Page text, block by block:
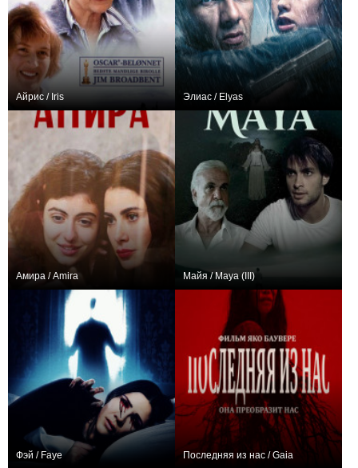
Айрис / Iris Элиас / Elyas
Амира / Amira Майя / Maya (III)
Фэй / Faye Последняя из нас / Gaia